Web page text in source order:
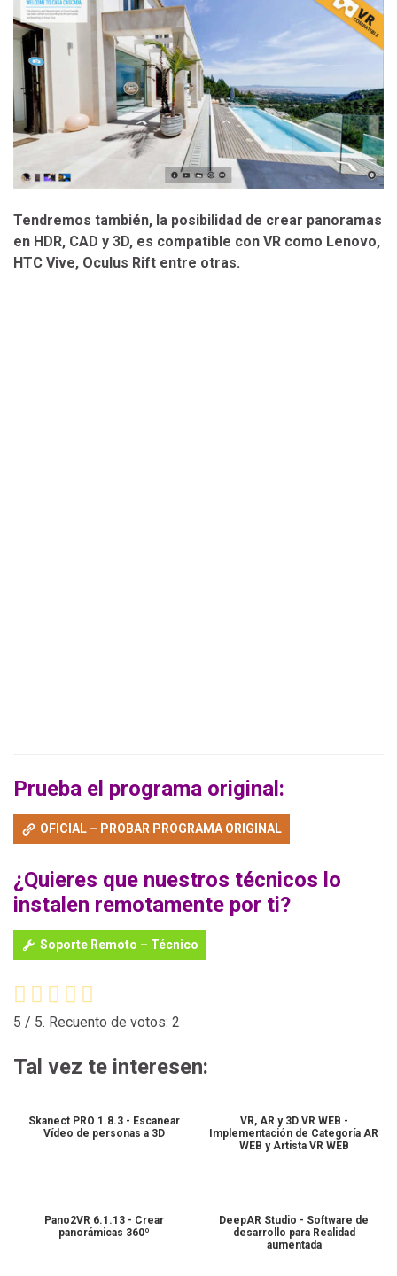
Tendremos también, la posibilidad de crear panoramas
en HDR, CAD y 3D, es compatible con VR como Lenovo,
HTC Vive, Oculus Rift entre otras.
Prueba el programa original:
OFICIAL – PROBAR PROGRAMA ORIGINAL
¿Quieres que nuestros técnicos lo
instalen remotamente por ti?
Soporte Remoto – Técnico
5 / 5. Recuento de votos: 2
Tal vez te interesen:
Skanect PRO 1.8.3 - Escanear
Vídeo de personas a 3D
VR, AR y 3D VR WEB -
Implementación de Categoría AR
WEB y Artista VR WEB
Pano2VR 6.1.13 - Crear
panorámicas 360º
DeepAR Studio - Software de
desarrollo para Realidad
aumentada